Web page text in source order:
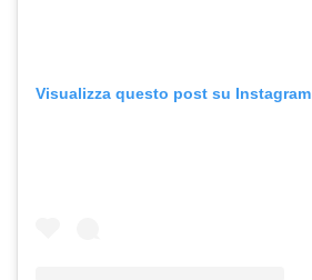
Visualizza questo post su Instagram